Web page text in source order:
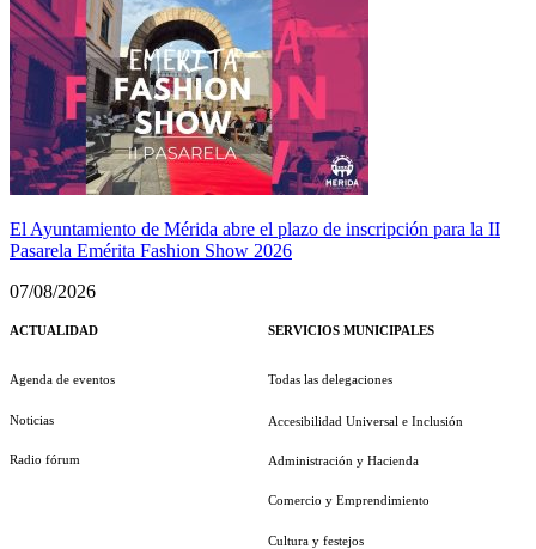
El Ayuntamiento de Mérida abre el plazo de inscripción para la II
Pasarela Emérita Fashion Show 2026
07/08/2026
ACTUALIDAD
Agenda de eventos
Noticias
Radio fórum
SERVICIOS MUNICIPALES
Todas las delegaciones
Accesibilidad Universal e Inclusión
Administración y Hacienda
Comercio y Emprendimiento
Cultura y festejos